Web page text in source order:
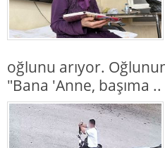
oğlunu arıyor.
"Bana 'Anne, başıma ..